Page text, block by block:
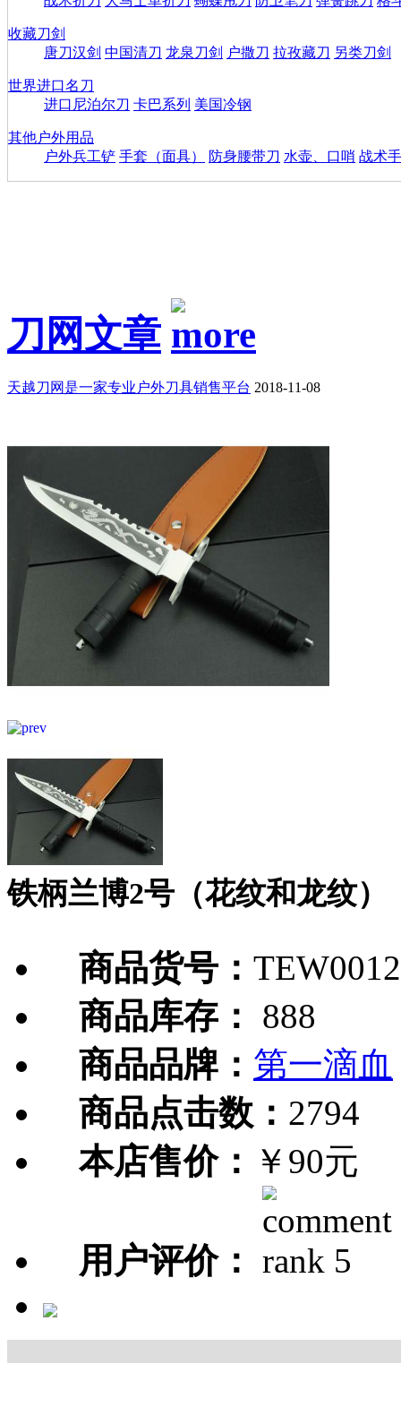
收藏刀剑
唐刀汉剑 中国清刀 龙泉刀剑 户撒刀 拉孜藏刀 另类刀剑
世界进口名刀
进口尼泊尔刀 卡巴系列 美国冷钢
其他户外用品
户外兵工铲 手套（面具） 防身腰带刀 水壶、口哨 战术
刀网文章
天越刀网是一家专业户外刀具销售平台 2018-11-08
铁柄兰博2号（花纹和龙纹）
商品货号：
商品库存：
888
商品品牌： 第一滴血
商品点击数： 2794
本店售价： ￥90元
用户评价：